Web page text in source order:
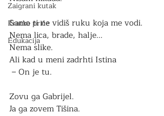
Zaigrani kutak
Kratke priče
Edukacija
Samo ti ne vidiš ruku koja me vodi.
Nema lica, brade, halje...
Nema slike.
Ali kad u meni zadrhti Istina
– On je tu.
Zovu ga Gabrijel.
Ja ga zovem Tišina.